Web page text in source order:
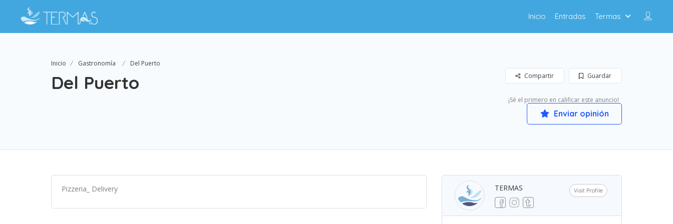
Inicio Entradas Termas
Inicio Gastronomía Del Puerto
Del Puerto Guardar
Compartir
¡Sé el primero en calificar este anuncio!
Enviar opinión
Pizzeria_ Delivery TERMAS Visit Profile